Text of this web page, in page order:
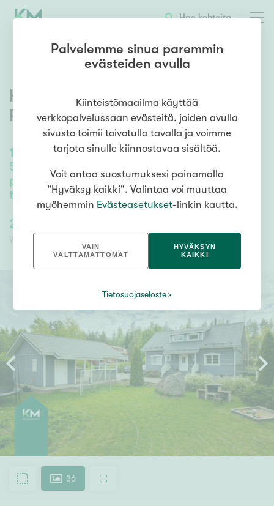
Hae kohteita
150 /187m²
5mh, oh, kirjasto, keittiö, 2 x erill.wc, sauna,
psh, khh, vh, parveke ja osittain katettu
terassi
Hiiripöllöntie 13,Siltakylä
Pyhtää
269 000,00 €
Velaton hinta
36
Palvelemme sinua paremmin
evästeiden avulla
Kiinteistömaailma käyttää
verkkopalvelussaan evästeitä, joiden avulla
sivusto toimii toivotulla tavalla ja voimme
tarjota sinulle kiinnostavaa sisältöä.
Voit antaa suostumuksesi painamalla
"Hyväksy kaikki". Valintaa voi muuttaa
myöhemmin Evästeasetukset-linkin kautta.
VAIN
VÄLTTÄMÄTTÖMÄT
HYVÄKSYN
KAIKKI
Tietosuojaseloste